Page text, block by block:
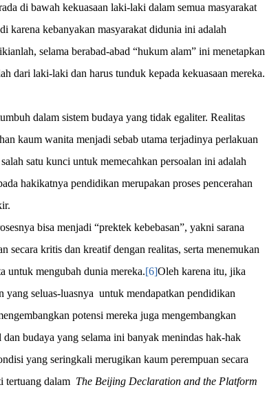
di bawah kekuasaan laki-laki dalam semua masyarakat
karena kebanyakan masyarakat didunia ini adalah
selama berabad-abad “hukum alam” ini menetapkan
dari laki-laki dan harus tunduk kepada kekuasaan mereka.
dalam sistem budaya yang tidak egaliter. Realitas
kaum wanita menjadi sebab utama terjadinya perlakuan
satu kunci untuk memecahkan persoalan ini adalah
hakikatnya pendidikan merupakan proses pencerahan
bisa menjadi “prektek kebebasan”, yakni sarana
secara kritis dan kreatif dengan realitas, serta menemukan
untuk mengubah dunia mereka.[6]Oleh karena itu, jika
yang seluas-luasnya untuk mendapatkan pendidikan
potensi mereka juga mengembangkan
dan budaya yang selama ini banyak menindas hak-hak
yang seringkali merugikan kaum perempuan secara
tertuang dalam The Beijing Declaration and the Platform